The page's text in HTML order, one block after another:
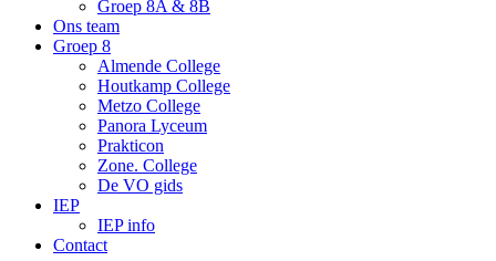
Groep 8A & 8B
Ons team
Groep 8
Almende College
Houtkamp College
Metzo College
Panora Lyceum
Prakticon
Zone. College
De VO gids
IEP
IEP info
Contact